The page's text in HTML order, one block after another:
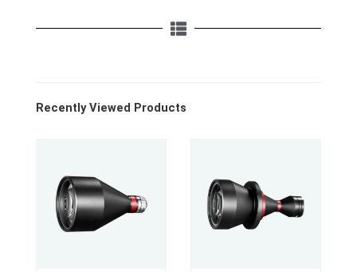
Recently Viewed Products